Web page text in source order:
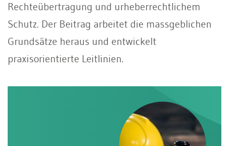
Rechteübertragung und urheberrechtlichem
Schutz. Der Beitrag arbeitet die massgeblichen
Grundsätze heraus und entwickelt
praxisorientierte Leitlinien.